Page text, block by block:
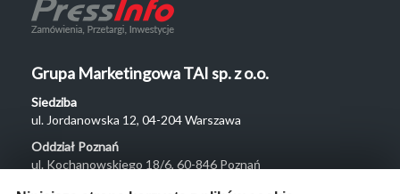
Grupa Marketingowa TAI sp. z o.o.
Siedziba
ul. Jordanowska 12, 04-204 Warszawa
Oddział Poznań
ul. Kochanowskiego 18/6, 60-846 Poznań